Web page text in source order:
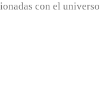
con el